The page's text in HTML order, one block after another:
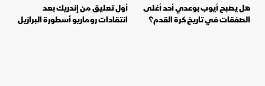
هل يصبح أيوب بوعدي أحد أغلى
الصفقات في تاريخ كرة القدم؟
أول تعليق من إندريك بعد
انتقادات روماريو أسطورة البرازيل